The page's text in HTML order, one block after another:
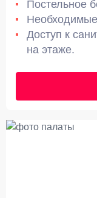
Постельное
Доступ к
на этаже.